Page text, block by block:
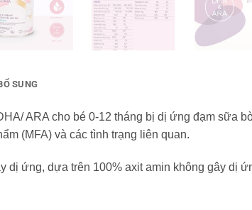
SUNG
ARA cho bé 0-12 tháng bị dị ứng đạm sữa
(MFA) và các tình trạng liên quan.
dị ứng, dựa trên 100% axit amin không gây dị